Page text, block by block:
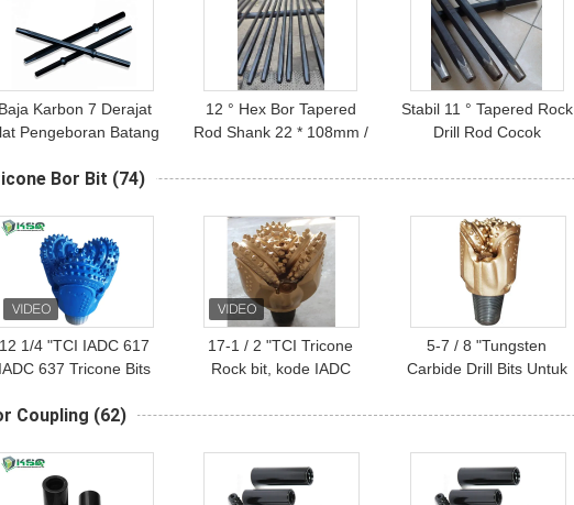
Baja Karbon 7 Derajat
Pengeboran Batang
12 ° Hex Bor Tapered
Rod Shank 22 * ​​108mm /
Minning Quarring
Stabil 11 ° Tapered Rock
Drill Rod Cocok
Underground Mining
Bor Bit (74)
12 1/4 "TCI IADC 617
IADC 637 Tricone Bits
Pengeboran Minyak
17-1 / 2 "TCI Tricone
Rock bit, kode IADC
pin. Digunakan dalam
5-7 / 8 "Tungsten
Carbide Drill Bits Untuk
Keras
Coupling (62)